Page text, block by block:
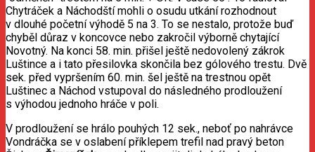
Chytráček a Náchodští mohli o osudu utkání rozhodnout
v dlouhé početní výhodě 5 na 3. To se nestalo, protože buď
chyběl důraz v koncovce nebo zakročil výborně chytající
Novotný. Na konci 58. min. přišel ještě nedovolený zákrok
Luštince a i tato přesilovka skončila bez gólového trestu. Dvě
sek. před vypršením 60. min. šel ještě na trestnou opět
Luštinec a Náchod vstupoval do následného prodloužení
s výhodou jednoho hráče v poli.
V prodloužení se hrálo pouhých 12 sek., neboť po nahrávce
Vondráčka se v oslabení příklepem trefil nad pravý beton